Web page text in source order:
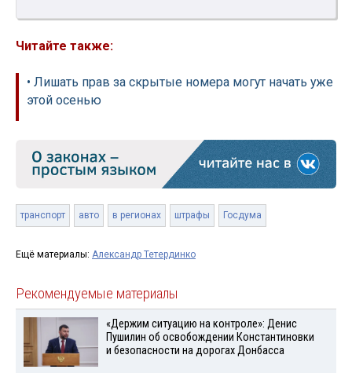
Читайте также:
• Лишать прав за скрытые номера могут начать уже
этой осенью
транспорт авто в регионах штрафы Госдума
Ещё материалы: Александр Тетердинко
Рекомендуемые материалы
«Держим ситуацию на контроле»: Денис
Пушилин об освобождении Константиновки
и безопасности на дорогах Донбасса